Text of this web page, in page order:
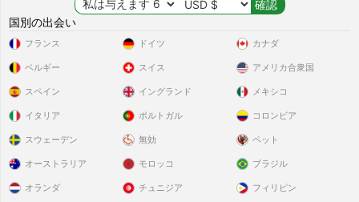
国別の出会い
フランス
ベルギー
スペイン
イタリア
スウェーデン
ドイツ
スイス
イングランド
ポルトガル
無効
カナダ
アメリカ合衆国
メキシコ
コロンビア
ペット
オーストラリア
オランダ
モロッコ
チュニジア
ブラジル
フィリピン